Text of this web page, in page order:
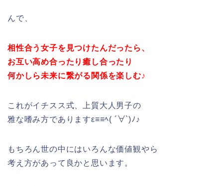
んで、
相性合う女子を見つけたんだったら、
お互い高め合ったり癒し合ったり
何かしら未来に繋がる関係を楽しむ♪
これがイチスス式、上質大人男子の
雅な嗜み方でありますε≡≡ﾍ( ´∀`)ﾉ♪
もちろん世の中にはいろんな価値観やら
考え方があって良かと思います。